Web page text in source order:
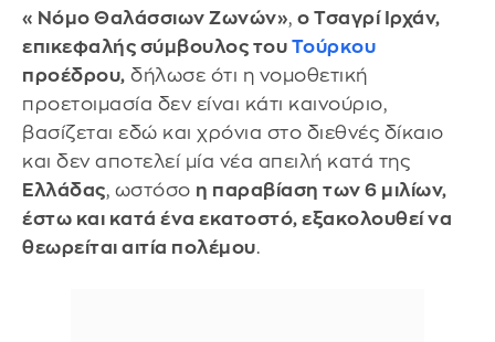
«Νόμο Θαλάσσιων Ζωνών», ο Τσαγρί Ιρχάν,
επικεφαλής σύμβουλος του Τούρκου
προέδρου, δήλωσε ότι η νομοθετική
προετοιμασία δεν είναι κάτι καινούριο,
βασίζεται εδώ και χρόνια στο διεθνές δίκαιο
και δεν αποτελεί μία νέα απειλή κατά της
Ελλάδας, ωστόσο η παραβίαση των 6 μιλίων,
έστω και κατά ένα εκατοστό, εξακολουθεί να
θεωρείται αιτία πολέμου.